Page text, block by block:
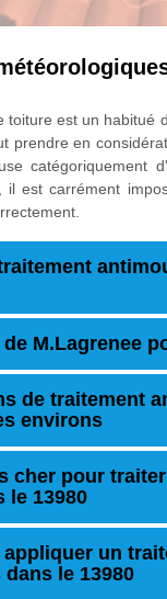
toiture est un habitué
prendre en
catégoriquement
il est carrément
M.Lagrenee
de traitement
environs
cher pour
le 13980
un
le 13980